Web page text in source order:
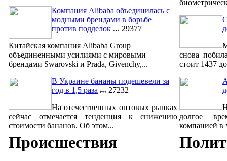
Компания Alibaba объединилась с
модными брендами в борьбе
против подделок
29377
Китайская компания Alibaba Group
объединенными усилиями с мировыми
брендами Swarovski и Prada, Givenchy,...
В Украине бананы подешевели за
год в 1,5 раза
27232
На отечественных оптовых рынках
сейчас отмечается тенденция к снижению
стоимости бананов. Об этом...
снова
стоит 1437
долгое
компанией в
Происшествия